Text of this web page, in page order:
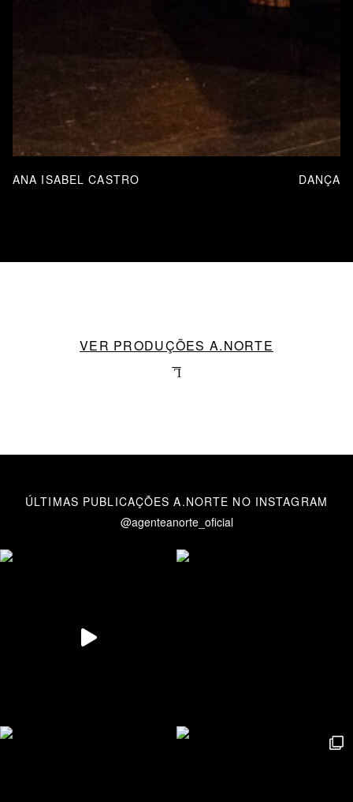
ANA ISABEL CASTRO DANÇA
VER PRODUÇÕES A.NORTE
ÚLTIMAS PUBLICAÇÕES A.NORTE NO INSTAGRAM
@agenteanorte_oficial